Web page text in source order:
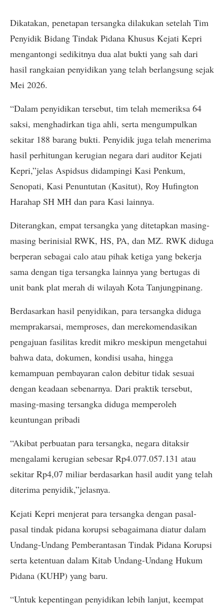
Dikatakan, penetapan tersangka dilakukan setelah Tim
Penyidik Bidang Tindak Pidana Khusus Kejati Kepri
mengantongi sedikitnya dua alat bukti yang sah dari
hasil rangkaian penyidikan yang telah berlangsung sejak
Mei 2026.
“Dalam penyidikan tersebut, tim telah memeriksa 64
saksi, menghadirkan tiga ahli, serta mengumpulkan
sekitar 188 barang bukti. Penyidik juga telah menerima
hasil perhitungan kerugian negara dari auditor Kejati
Kepri,”jelas Aspidsus didampingi Kasi Penkum,
Senopati, Kasi Penuntutan (Kasitut), Roy Hufington
Harahap SH MH dan para Kasi lainnya.
Diterangkan, empat tersangka yang ditetapkan masing-
masing berinisial RWK, HS, PA, dan MZ. RWK diduga
berperan sebagai calo atau pihak ketiga yang bekerja
sama dengan tiga tersangka lainnya yang bertugas di
unit bank plat merah di wilayah Kota Tanjungpinang.
Berdasarkan hasil penyidikan, para tersangka diduga
memprakarsai, memproses, dan merekomendasikan
pengajuan fasilitas kredit mikro meskipun mengetahui
bahwa data, dokumen, kondisi usaha, hingga
kemampuan pembayaran calon debitur tidak sesuai
dengan keadaan sebenarnya. Dari praktik tersebut,
masing-masing tersangka diduga memperoleh
keuntungan pribadi
“Akibat perbuatan para tersangka, negara ditaksir
mengalami kerugian sebesar Rp4.077.057.131 atau
sekitar Rp4,07 miliar berdasarkan hasil audit yang telah
diterima penyidik,”jelasnya.
Kejati Kepri menjerat para tersangka dengan pasal-
pasal tindak pidana korupsi sebagaimana diatur dalam
Undang-Undang Pemberantasan Tindak Pidana Korupsi
serta ketentuan dalam Kitab Undang-Undang Hukum
Pidana (KUHP) yang baru.
“Untuk kepentingan penyidikan lebih lanjut, keempat